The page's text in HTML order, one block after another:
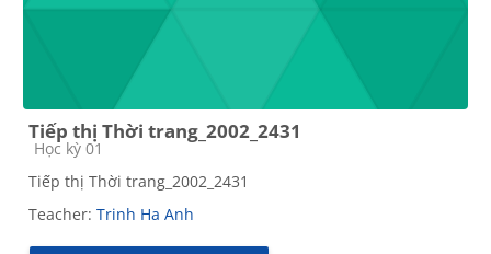
Tiếp thị Thời trang_2002_2431
Course category
Học kỳ 01
Tiếp thị Thời trang_2002_2431
Teacher: Trinh Ha Anh